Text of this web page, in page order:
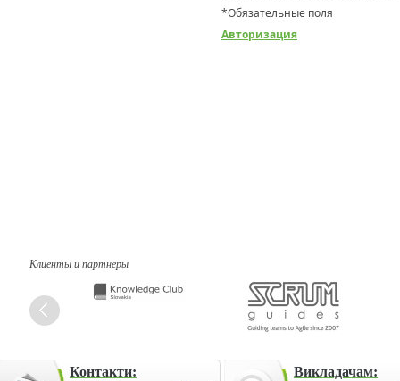
*Обязательные поля
Авторизация
Клиенты и партнеры
Контакти:
Викладачам: